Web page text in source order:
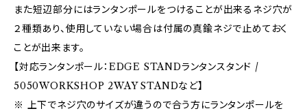
また短辺部分にはランタンポールをつけることが出来るネジ穴が
２種類あり、使用していない場合は付属の真鍮ネジで止めておく
ことが出来ます。
【対応ランタンポール：EDGE STANDランタンスタンド /
5050WORKSHOP 2WAY STANDなど】
※ 上下でネジ穴のサイズが違うので合う方にランタンポールを